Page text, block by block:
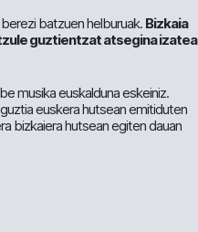
batzuen helburuak. Bizkaia
guztientzat atsegina izatea
musika euskalduna eskeiniz.
euskera hutsean emitiduten
bizkaiera hutsean egiten dauan